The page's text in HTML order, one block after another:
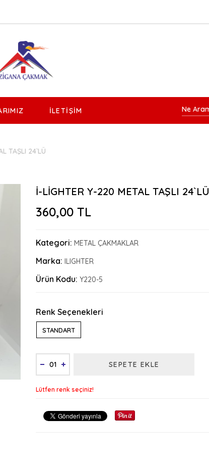
İLETIŞIM
TAŞLI 24`LÜ
İ-LİGHTER Y-220 METAL TAŞLI 24`LÜ
360,00 TL
Kategori: METAL ÇAKMAKLAR
Marka: ILIGHTER
Ürün Kodu: Y220-5
Renk Seçenekleri
STANDART
SEPETE EKLE
Lütfen renk seçiniz!